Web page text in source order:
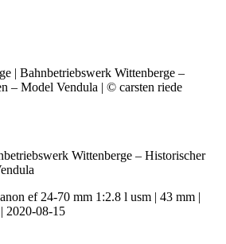
Wittenberge – Historischer
ef 24-70 mm 1:2.8 l usm | 43 mm |
2020-08-15